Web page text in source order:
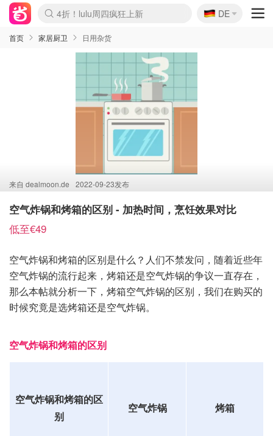
Boticinal 夏促开抢！
4折！lulu周四疯狂上新
还没结束！&OtherStories大促
Joybuy变相75折 随时失效
速领！Stanley独家85折
疑似霸哥！Camper额外叠85折
Zalando 奥莱闪促！每日更新
Moncler反季囤！5折起+叠9折
Coach Brooklyn仅€192
🇩🇪
DE
首页 家居厨卫 日用杂货
来自 dealmoon.de 2022-09-23发布
空气炸锅和烤箱的区别 - 加热时间，烹饪效果对比
低至€49
空气炸锅和烤箱的区别是什么？人们不禁发问，随着近些年
空气炸锅的流行起来，烤箱还是空气炸锅的争议一直存在，
那么本帖就分析一下，烤箱空气炸锅的区别，我们在购买的
时候究竟是选烤箱还是空气炸锅。
空气炸锅和烤箱的区别
空气炸锅和烤箱的区
别
空气炸锅 烤箱